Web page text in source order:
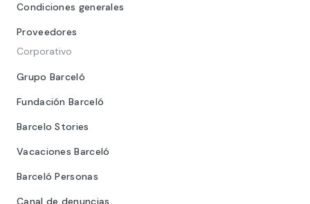
Condiciones generales
Proveedores
Corporativo
Grupo Barceló
Fundación Barceló
Barcelo Stories
Vacaciones Barceló
Barceló Personas
Canal de denuncias